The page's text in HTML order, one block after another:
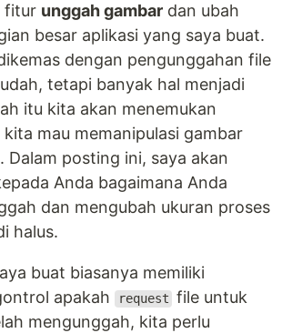
fitur unggah gambar dan ubah
besar aplikasi yang saya buat.
dengan pengunggahan file
tetapi banyak hal menjadi
itu kita akan menemukan
mau memanipulasi gambar
Dalam posting ini, saya akan
Anda bagaimana Anda
dan mengubah ukuran proses
halus.
buat biasanya memiliki
apakah
request file untuk
mengunggah, kita perlu